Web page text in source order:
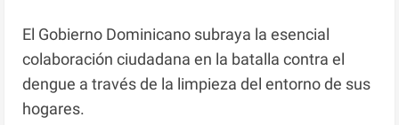
El Gobierno Dominicano subraya la esencial
colaboración ciudadana en la batalla contra el
dengue a través de la limpieza del entorno de sus
hogares.